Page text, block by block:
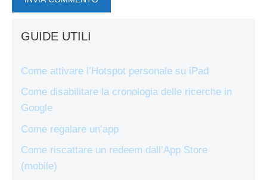
GUIDE UTILI
Come attivare l’Hotspot personale su iPad
Come disabilitare la cronologia delle ricerche in
Google
Come regalare un’app
Come riscattare un redeem dall’App Store
(mobile)